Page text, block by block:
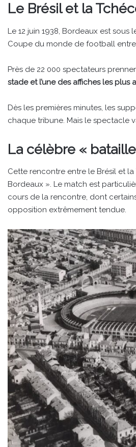
Le Brésil et la
Le 12 juin 1938, Bordeaux est
Coupe du monde de football
Près de 22 000 spectateurs
stade et l’une des affiches les plus
Dès les premières minutes, les
chaque tribune. Mais le spectacle
La célèbre «
Cette rencontre entre le Brésil et
Bordeaux ». Le match est
cours de la rencontre, dont
opposition extrêmement tendue.